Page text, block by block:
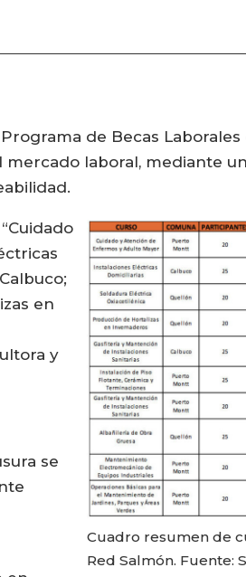
de Becas Laborales
laboral, mediante
Cuadro resumen de
Red Salmón. Fuente:
en
y
se